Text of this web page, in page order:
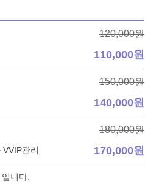
120,000원
110,000원
150,000원
140,000원
180,000원
170,000원
관리
니다.